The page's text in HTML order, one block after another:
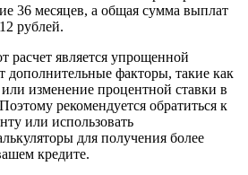
36 месяцев, а общая сумма выплат
рублей.
расчет является упрощенной
дополнительные факторы, такие как
изменение процентной ставки в
рекомендуется обратиться к
или использовать
для получения более
кредите.